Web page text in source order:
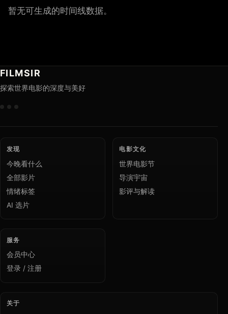
暂无可生成的时间线数据。
FILMSIR
探索世界电影的深度与美好
发现
今晚看什么
全部影片
情绪标签
AI 选片
电影文化
世界电影节
导演宇宙
影评与解读
服务
会员中心
登录 / 注册
关于